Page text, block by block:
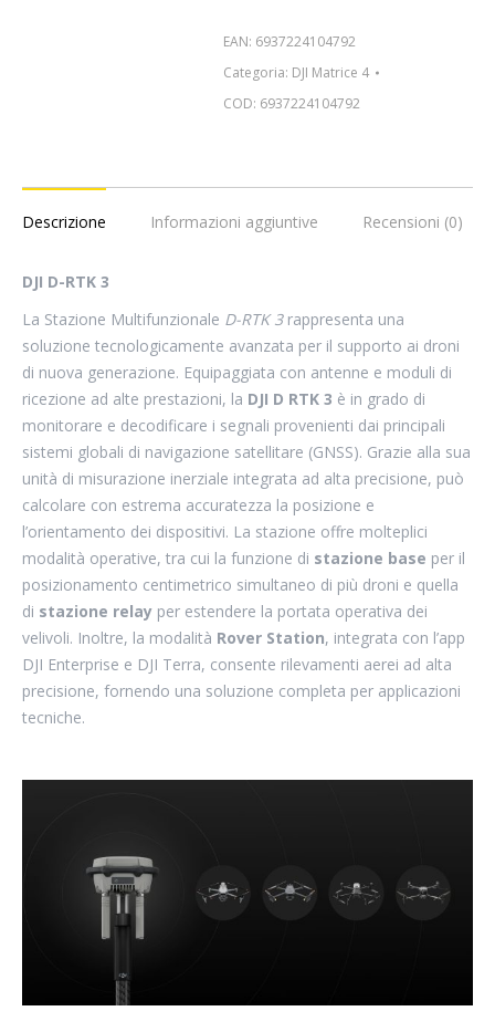
quantità
EAN: 6937224104792
Categoria: DJI Matrice 4
COD: 6937224104792
Descrizione Informazioni aggiuntive Recensioni (0)
DJI D-RTK 3
La Stazione Multifunzionale D-RTK 3rappresenta una
soluzione tecnologicamente avanzata per il supporto ai droni
di nuova generazione. Equipaggiata con antenne e moduli di
ricezione ad alte prestazioni, la DJI D RTK 3 è in grado di
monitorare e decodificare i segnali provenienti dai principali
sistemi globali di navigazione satellitare (GNSS). Grazie alla sua
unità di misurazione inerziale integrata ad alta precisione, può
calcolare con estrema accuratezza la posizione e
l’orientamento dei dispositivi. La stazione offre molteplici
modalità operative, tra cui la funzione di stazione base per il
posizionamento centimetrico simultaneo di più droni e quella
di stazione relay per estendere la portata operativa dei
velivoli. Inoltre, la modalità Rover Station, integrata con l’app
DJI Enterprise e DJI Terra, consente rilevamenti aerei ad alta
precisione, fornendo una soluzione completa per applicazioni
tecniche.